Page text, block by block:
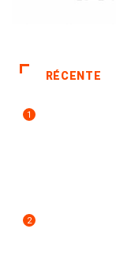
RÉCENTE
1
2